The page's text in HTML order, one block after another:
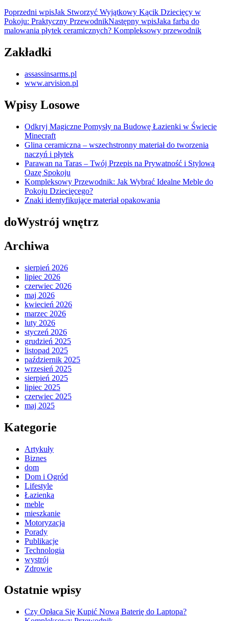
Nawigacja
wpisu
Poprzedni wpisJak Stworzyć Wyjątkowy Kącik Dziecięcy w
Pokoju: Praktyczny PrzewodnikNastępny wpisJaka farba do
malowania płytek ceramicznych? Kompleksowy przewodnik
Zakładki
assassinsarms.pl
www.arvision.pl
Wpisy Losowe
Odkryj Magiczne Pomysły na Budowę Łazienki w Świecie
Minecraft
Glina ceramiczna – wszechstronny materiał do tworzenia
naczyń i płytek
Parawan na Taras – Twój Przepis na Prywatność i Stylową
Oazę Spokoju
Kompleksowy Przewodnik: Jak Wybrać Idealne Meble do
Pokoju Dziecięcego?
Znaki identyfikujące materiał opakowania
doWystrój wnętrz
Archiwa
sierpień 2026
lipiec 2026
czerwiec 2026
maj 2026
kwiecień 2026
marzec 2026
luty 2026
styczeń 2026
grudzień 2025
listopad 2025
październik 2025
wrzesień 2025
sierpień 2025
lipiec 2025
czerwiec 2025
maj 2025
Kategorie
Artykuły
Biznes
dom
Dom i Ogród
Lifestyle
Łazienka
meble
mieszkanie
Motoryzacja
Porady
Publikacje
Technologia
wystrój
Zdrowie
Ostatnie wpisy
Czy Opłaca Się Kupić Nową Baterię do Laptopa?